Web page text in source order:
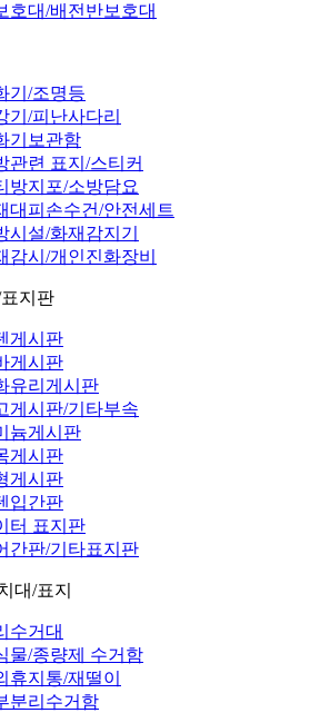
호대/배전반보호대
기/조명등
기/피난사다리
기보관함
관련 표지/스티커
방지포/소방담요
대피손수건/안전세트
시설/화재감지기
감시/개인진화장비
지판
게시판
게시판
유리게시판
게시판/기타부속
늄게시판
게시판
게시판
입간판
터 표지판
간판/기타표지판
대/표지
수거대
물/종량제 수거함
휴지통/재떨이
분리수거함